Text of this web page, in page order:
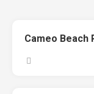
Cameo Beach